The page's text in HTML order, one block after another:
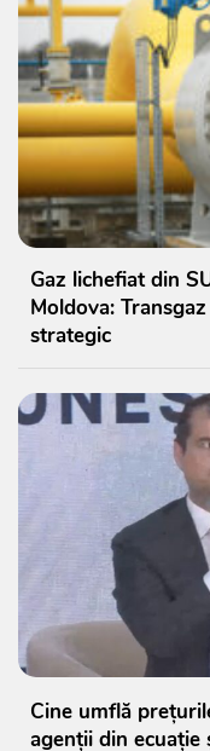
Gaz lichefiat din
Moldova:
strategic
Cine umflă
agenții din